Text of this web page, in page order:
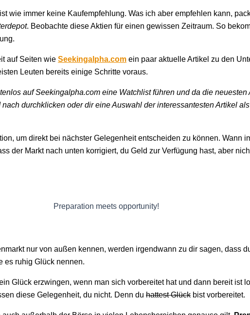
wie immer keine Kaufempfehlung. Was ich aber empfehlen kann,
. Beobachte diese Aktien für einen gewissen Zeitraum. So
auf Seiten wie Seekingalpha.com ein paar aktuelle Artikel zu den
Leuten bereits einige Schritte voraus.
auf Seekingalpha.com eine Watchlist führen und da die neuesten
durchklicken oder dir eine Auswahl der interessantesten Artikel
um direkt bei nächster Gelegenheit entscheiden zu können. Wann
der Markt nach unten korrigiert, du Geld zur Verfügung hast, aber
Preparation meets opportunity!
nur von außen kennen, werden irgendwann zu dir sagen, dass
es ruhig Glück nennen.
Glück erzwingen, wenn man sich vorbereitet hat und dann bereit ist
diese Gelegenheit, du nicht. Denn du hattest Glück bist vorbereitet.